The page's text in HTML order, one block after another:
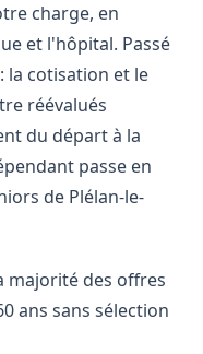
charge, en
et l'hôpital. Passé
la cotisation et le
réévalués
du départ à la
passe en
de Plélan-le-
majorité des offres
ans sans sélection